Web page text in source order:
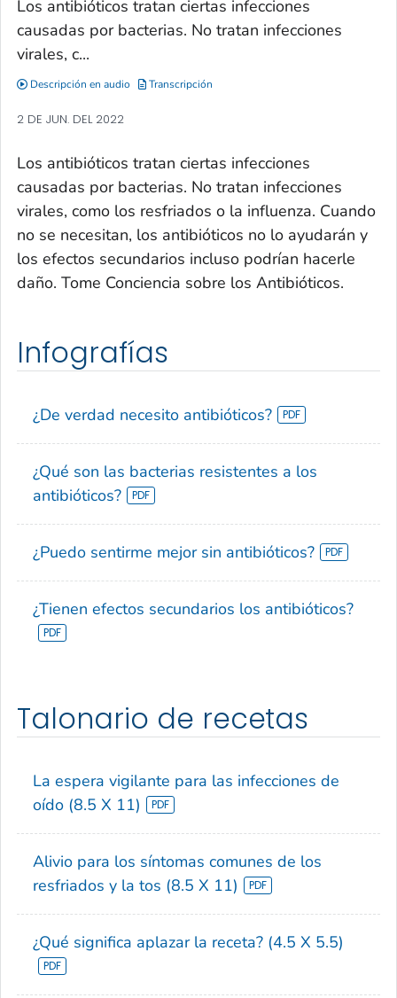
Los antibióticos tratan ciertas infecciones
causadas por bacterias. No tratan infecciones
virales, c...
Descripción en audio Transcripción
2 DE JUN. DEL 2022
Los antibióticos tratan ciertas infecciones
causadas por bacterias. No tratan infecciones
virales, como los resfriados o la influenza. Cuando
no se necesitan, los antibióticos no lo ayudarán y
los efectos secundarios incluso podrían hacerle
daño. Tome Conciencia sobre los Antibióticos.
Infografías
¿De verdad necesito antibióticos?
¿Qué son las bacterias resistentes a los
antibióticos?
¿Puedo sentirme mejor sin antibióticos?
¿Tienen efectos secundarios los antibióticos?
Talonario de recetas
La espera vigilante para las infecciones de
oído (8.5 X 11)
Alivio para los síntomas comunes de los
resfriados y la tos (8.5 X 11)
¿Qué significa aplazar la receta? (4.5 X 5.5)